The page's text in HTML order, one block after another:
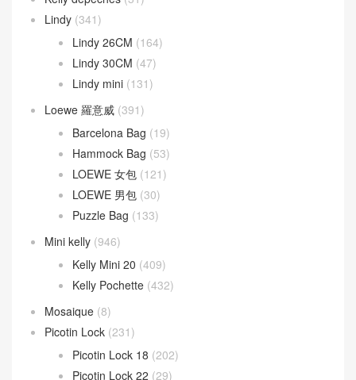
Kelly Doll
Kelly pocket (18)
Kelly Wallet(81)
Kelly 24/24 (118)
Kelly depeches(31)
(341)
Lindy 26CM(164)
Lindy 30CM(47)
Lindy mini(131)
Loewe 羅意威(391)
Barcelona Bag
Hammock Bag(53)
LOEWE 女包(121)
Puzzle Bag
Mini kelly
(946)
Kelly Mini 20 (409)